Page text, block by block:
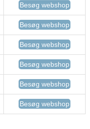
Besøg webshop
Besøg webshop
Besøg webshop
Besøg webshop
Besøg webshop
Besøg webshop